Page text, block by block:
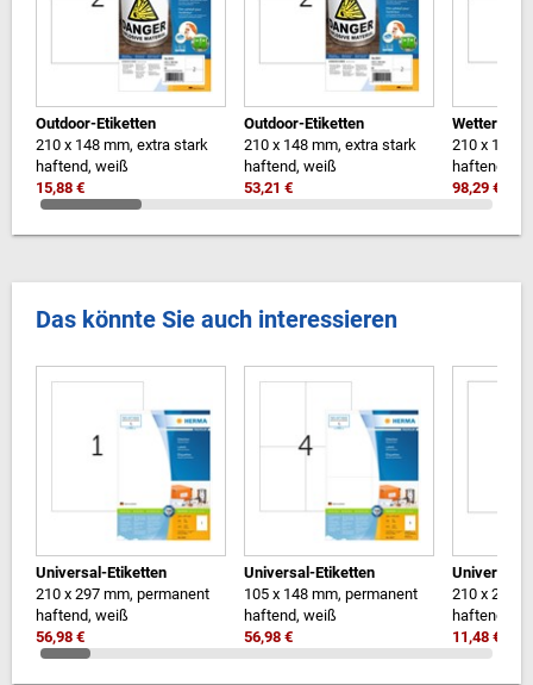
Outdoor-Etiketten
210 x 148 mm, extra stark
haftend, weiß
15,88 €
Outdoor-Etiketten
210 x 148 mm, extra stark
haftend, weiß
53,21 €
210 x 148
haftend,
98,29 €
Das könnte Sie auch interessieren
Universal-Etiketten
210 x 297 mm, permanent
haftend, weiß
56,98 €
Universal-Etiketten
105 x 148 mm, permanent
haftend, weiß
56,98 €
Universal-
210 x 297
haftend,
11,48 €